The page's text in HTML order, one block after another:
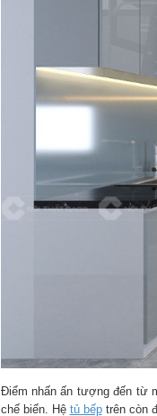
Điểm nhấn ấn tượng đến từ
chế biến. Hệ tủ bếptrên còn